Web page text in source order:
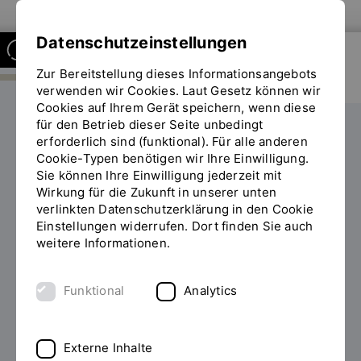
FAKULTÄT ANGEWANDTE
NATUR- UND
KULTURWISSENSCHAFTEN
Sie
befinden
sich
auf
der
Seite
"Funktionsträgerinnen
träger"
Personen Funktionsträgerinnen und -träger
Datenschutzeinstellungen
Zur Bereitstellung dieses Informationsangebots
verwenden wir Cookies. Laut Gesetz können wir
Cookies auf Ihrem Gerät speichern, wenn diese
für den Betrieb dieser Seite unbedingt
erforderlich sind (funktional). Für alle anderen
Cookie-Typen benötigen wir Ihre Einwilligung.
Sie können Ihre Einwilligung jederzeit mit
Wirkung für die Zukunft in unserer unten
verlinkten Datenschutzerklärung in den Cookie
Einstellungen widerrufen. Dort finden Sie auch
weitere Informationen.
Funktional Analytics
Externe Inhalte